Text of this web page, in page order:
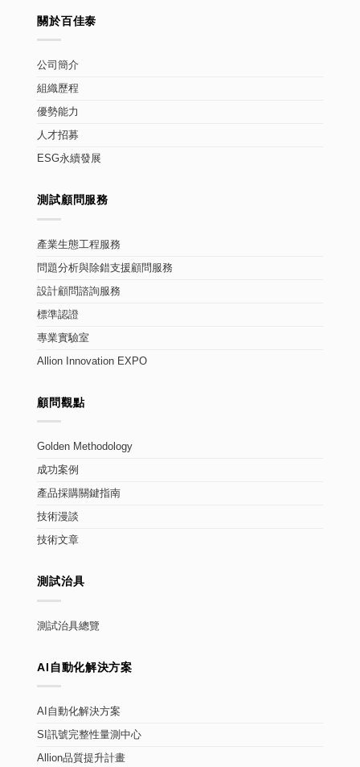
關於百佳泰
公司簡介
組織歷程
優勢能力
人才招募
ESG永續發展
測試顧問服務
產業生態工程服務
問題分析與除錯支援顧問服務
設計顧問諮詢服務
標準認證
專業實驗室
Allion Innovation EXPO
顧問觀點
Golden Methodology
成功案例
產品採購關鍵指南
技術漫談
技術文章
測試治具
測試治具總覽
AI自動化解決方案
AI自動化解決方案
SI訊號完整性量測中心
Allion品質提升計畫